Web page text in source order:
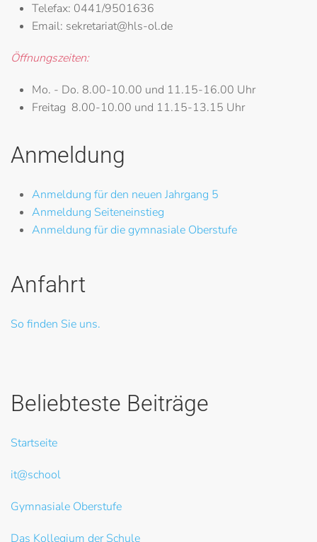
Telefax: 0441/9501636
Email: sekretariat@hls-ol.de
Öffnungszeiten:
Mo. - Do. 8.00-10.00 und 11.15-16.00 Uhr
Freitag 8.00-10.00 und 11.15-13.15 Uhr
Anmeldung
Anmeldung für den neuen Jahrgang 5
Anmeldung Seiteneinstieg
Anmeldung für die gymnasiale Oberstufe
Anfahrt
So finden Sie uns.
Beliebteste Beiträge
Startseite
it@school
Gymnasiale Oberstufe
Das Kollegium der Schule